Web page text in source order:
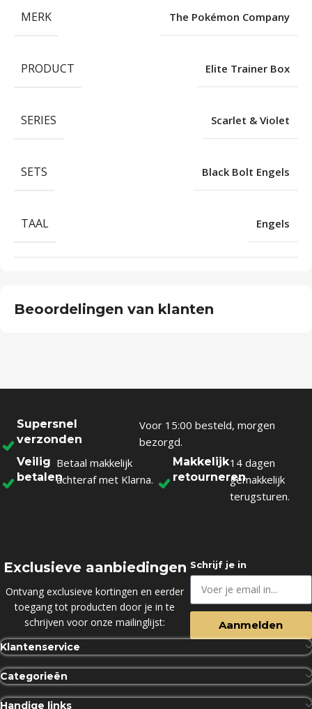
MERK The Pokémon Company
PRODUCT Elite Trainer Box
SERIES Scarlet & Violet
SETS Black Bolt Engels
TAAL Engels
Beoordelingen van klanten
Supersnel
verzonden
Voor 15:00 besteld, morgen
bezorgd.
Veilig
betalen
Betaal makkelijk
achteraf met Klarna.
Makkelijk
retourneren
14 dagen
gemakkelijk
terugsturen.
Exclusieve aanbiedingen
Ontvang exclusieve kortingen en eerder
toegang tot producten door je in te
schrijven voor onze mailinglijst:
Schrijf je in
Aanmelden
Klantenservice
Categorieën
Handige links